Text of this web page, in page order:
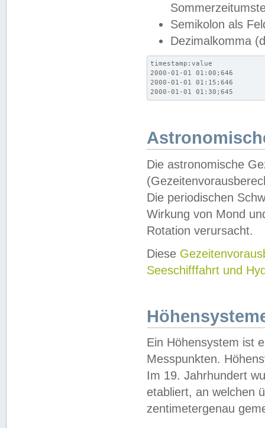
Semikolon als
Dezimalkomma
timestamp;value
2000-01-01 01:00;646
2000-01-01 01:15;646
2000-01-01 01:30;645
Die astronomische
Die periodischen
Wirkung von Mond
Rotation verursacht.
Diese
Seeschifffahrt und
Ein Höhensystem ist
Messpunkten.
Im 19. Jahrhundert
etabliert, an welchen
zentimetergenau